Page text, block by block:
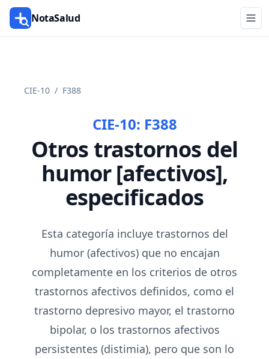
NotaSalud
CIE-10 / F388
CIE-10: F388
Otros trastornos del
humor [afectivos],
especificados
Esta categoría incluye trastornos del
humor (afectivos) que no encajan
completamente en los criterios de otros
trastornos afectivos definidos, como el
trastorno depresivo mayor, el trastorno
bipolar, o los trastornos afectivos
persistentes (distimia), pero que son lo